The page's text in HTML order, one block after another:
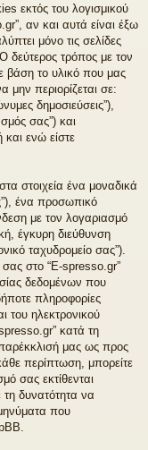
εκτός του λογισμικού
αν και αυτά είναι έξω
μόνο τις σελίδες
δεύτερος τρόπος με τον
βάση το υλικό που μας
μην περιορίζεται σε:
δημοσιεύσεις”),
σας”) και
ενώ είστε
στοιχεία ένα μοναδικά
ένα προσωπικό
με τον λογαριασμό
έγκυρη διεύθυνση
ταχυδρομείο σας”).
στο “E-spresso.gr”
δεδομένων που
πληροφορίες
του ηλεκτρονικού
κατά τη
παρέκκλισή μας ως προς
περίπτωση, μπορείτε
σας εκτίθενται
δυνατότητα να
που